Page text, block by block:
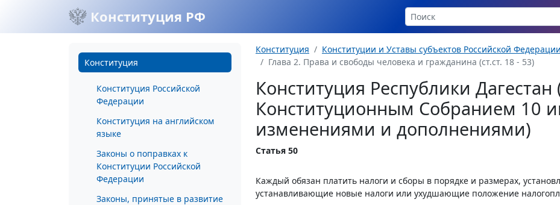
Конституция РФ
Конституция
Конституция Российской
Федерации
Конституция на английском
языке
Законы о поправках к
Конституции Российской
Федерации
Законы, принятые в развитие
Конституция Конституции и Уставы субъектов Российской Федерации
Глава 2. Права и свободы человека и гражданина (ст.ст. 18 - 53)
Конституция Республики Дагестан
Конституционным Собранием 10
изменениями и дополнениями)
Статья 50
Каждый обязан платить налоги и сборы в порядке и размерах,
устанавливающие новые налоги или ухудшающие положение